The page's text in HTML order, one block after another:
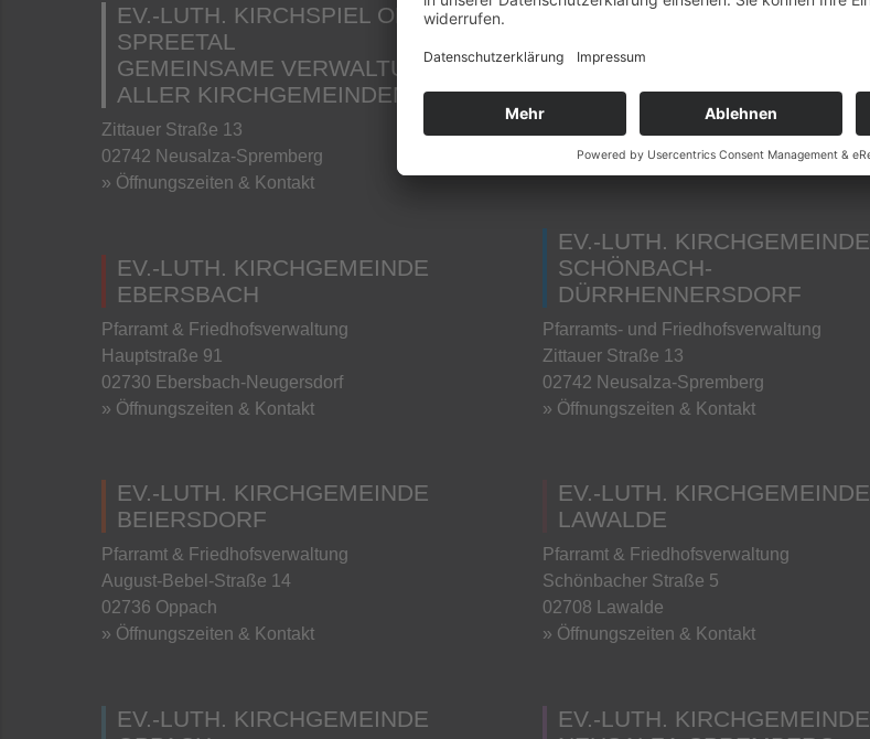
EV.-LUTH. KIRCHSPIEL OBERES
SPREETAL
GEMEINSAME VERWALTUNG
ALLER KIRCHGEMEINDEN
Zittauer Straße 13
02742 Neusalza-Spremberg
» Öffnungszeiten & Kontakt
EV.-LUTH. KIRCHGEMEINDE
EBERSBACH
Pfarramt & Friedhofsverwaltung
Hauptstraße 91
02730 Ebersbach-Neugersdorf
» Öffnungszeiten & Kontakt
EV.-LUTH. KIRCHGEMEINDE
BEIERSDORF
Pfarramt & Friedhofsverwaltung
August-Bebel-Straße 14
02736 Oppach
» Öffnungszeiten & Kontakt
EV.-LUTH. KIRCHGEMEINDE
EV.-LUTH. KIRCHGEMEINDE
02739 Kottmar OT Eibau
» Öffnungszeiten & Kontakt
EV.-LUTH. KIRCHGEMEINDE
SCHÖNBACH-
DÜRRHENNERSDORF
Pfarramts- und Friedhofsverwaltung
Zittauer Straße 13
02742 Neusalza-Spremberg
» Öffnungszeiten & Kontakt
EV.-LUTH. KIRCHGEMEINDE
LAWALDE
Pfarramt & Friedhofsverwaltung
Schönbacher Straße 5
02708 Lawalde
» Öffnungszeiten & Kontakt
EV.-LUTH. KIRCHGEMEINDE